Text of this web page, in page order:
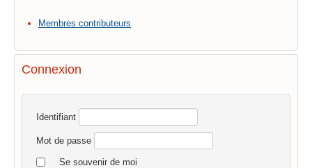
Membres contributeurs
Connexion
Identifiant
Mot de passe
Se souvenir de moi